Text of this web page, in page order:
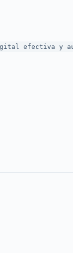
efectiva y